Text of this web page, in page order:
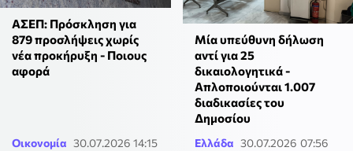
ΑΣΕΠ: Πρόσκληση για
879 προσλήψεις χωρίς
νέα προκήρυξη - Ποιους
αφορά
Οικονομία 30.07.2026 14:15
Μία υπεύθυνη δήλωση
αντί για 25
δικαιολογητικά -
Απλοποιούνται 1.007
διαδικασίες του
Δημοσίου
Ελλάδα 30.07.2026 07:56